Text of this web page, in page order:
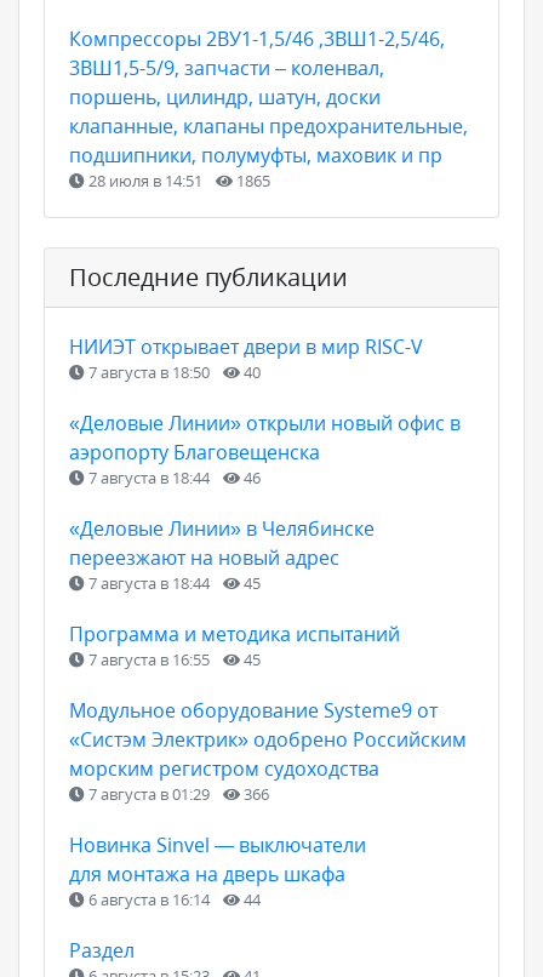
Компрессоры 2ВУ1-1,5/46 ,3ВШ1-2,5/46,
3ВШ1,5-5/9, запчасти – коленвал,
поршень, цилиндр, шатун, доски
клапанные, клапаны предохранительные,
подшипники, полумуфты, маховик и пр
28 июля в 14:51 1865
Последние публикации
НИИЭТ открывает двери в мир RISC-V
7 августа в 18:50 40
«Деловые Линии» открыли новый офис в
аэропорту Благовещенска
7 августа в 18:44 46
«Деловые Линии» в Челябинске
переезжают на новый адрес
7 августа в 18:44 45
Программа и методика испытаний
7 августа в 16:55 45
Модульное оборудование Systeme9 от
«Систэм Электрик» одобрено Российским
морским регистром судоходства
7 августа в 01:29 366
Новинка Sinvel — выключатели
для монтажа на дверь шкафа
6 августа в 16:14 44
Раздел